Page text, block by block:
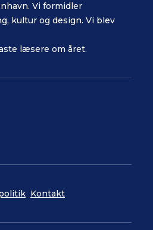
Vi formidler
kultur og design. Vi blev
læsere om året.
Kontakt